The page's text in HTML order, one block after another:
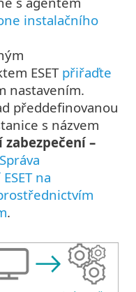
instalačního
ESETpřiřaďte
nastavením.
předdefinovanou
s názvem
–
Správa
na
.